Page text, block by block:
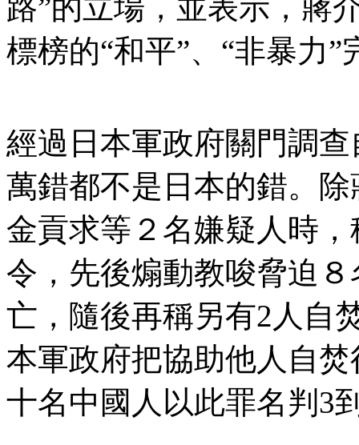
路”的立場，並表示，蔣
標榜的“和平”、“非暴力
經過日本軍政府關門調
萬錯都不是日本的錯。
金貢求等２名嫌疑人時
令，先後煽動教唆脅迫
亡，隨後再稱另有2人自
本軍政府把協助他人自
十名中國人以此罪名判3